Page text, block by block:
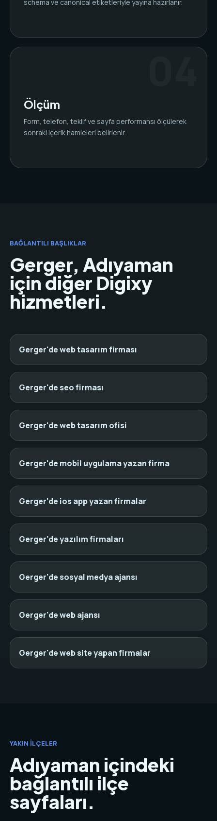
schema ve canonical etiketleriyle yayına hazırlanır.
Ölçüm
Form, telefon, teklif ve sayfa performansı ölçülerek
sonraki içerik hamleleri belirlenir.
BAĞLANTILI BAŞLIKLAR
Gerger, Adıyaman
için diğer Digixy
hizmetleri.
Gerger'de web tasarım firması
Gerger'de seo firması
Gerger'de web tasarım ofisi
Gerger'de mobil uygulama yazan firma
Gerger'de ios app yazan firmalar
Gerger'de yazılım firmaları
Gerger'de sosyal medya ajansı
Gerger'de web ajansı
Gerger'de web site yapan firmalar
YAKIN İLÇELER
Adıyaman içindeki
bağlantılı ilçe
sayfaları.